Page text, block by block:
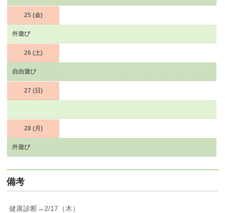
25 (金)
外遊び
26 (土)
自由遊び
27 (日)
28 (月)
外遊び
備考
健康診断→2/17（木）